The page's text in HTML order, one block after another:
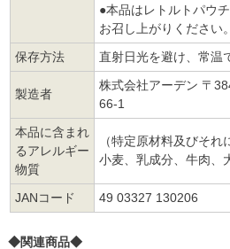
●本品はレトルトパウ
お召し上がりください。
保存方法
直射日光を避け、常温
製造者
株式会社アーデン 〒
66-1
本品に含まれ
るアレルギー
物質
（特定原材料及びそれ
小麦、乳成分、牛肉、
JANコード 49 03327 130206
◆関連商品◆